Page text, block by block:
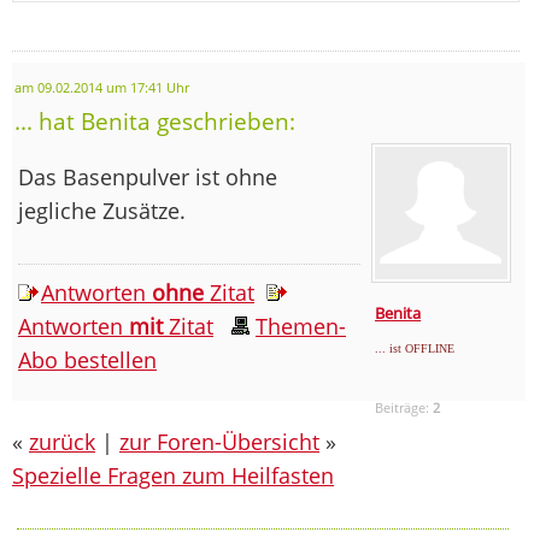
am 09.02.2014 um 17:41 Uhr
... hat Benita geschrieben:
Benita
... ist OFFLINE
Beiträge: 2
Das Basenpulver ist ohne
jegliche Zusätze.
Antworten ohne Zitat
Antworten mitZitat
Themen-
Abo bestellen
« zurück | zur Foren-Übersicht »
Spezielle Fragen zum Heilfasten